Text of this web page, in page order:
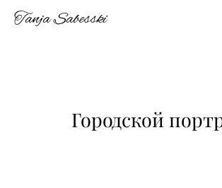
Tanja Sabesski
Городской